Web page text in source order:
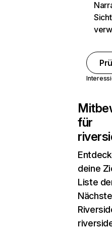
für
deine
Liste